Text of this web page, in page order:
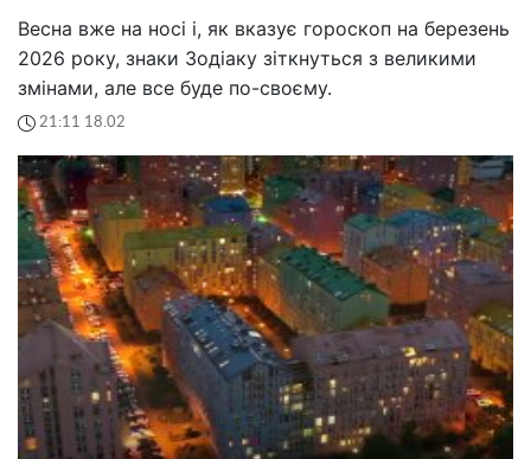
Весна вже на носі і, як вказує гороскоп на березень
2026 року, знаки Зодіаку зіткнуться з великими
змінами, але все буде по-своєму.
21:11 18.02